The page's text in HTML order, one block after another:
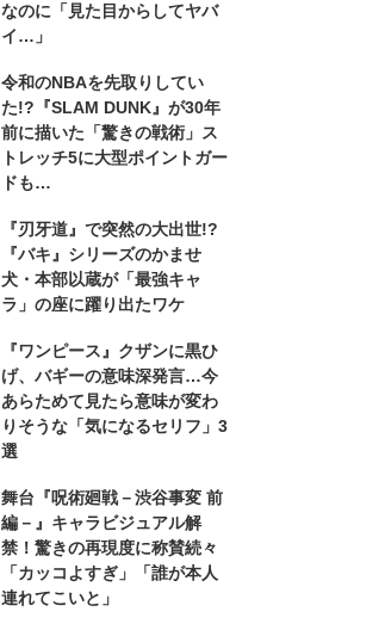
なのに「見た目からしてヤバ
イ…」
令和のNBAを先取りしてい
た!?『SLAM DUNK』が30年
前に描いた「驚きの戦術」ス
トレッチ5に大型ポイントガー
ドも…
『刃牙道』で突然の大出世!?
『バキ』シリーズのかませ
犬・本部以蔵が「最強キャ
ラ」の座に躍り出たワケ
『ワンピース』クザンに黒ひ
げ、バギーの意味深発言…今
あらためて見たら意味が変わ
りそうな「気になるセリフ」3
選
舞台『呪術廻戦－渋谷事変 前
編－』キャラビジュアル解
禁！驚きの再現度に称賛続々
「カッコよすぎ」「誰が本人
連れてこいと」